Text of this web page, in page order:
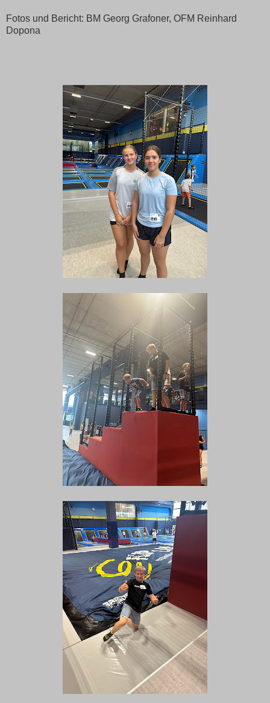
Fotos und Bericht: BM Georg Grafoner, OFM Reinhard
Dopona